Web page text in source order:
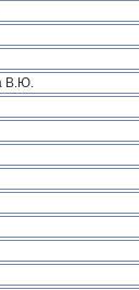
В.Ю.